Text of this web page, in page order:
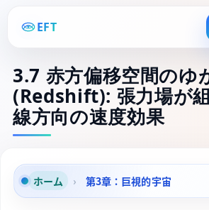
EFT
3.7 赤方偏移空間のゆ
(Redshift): 張力場が
線方向の速度効果
ホーム › 第3章：巨視的宇宙